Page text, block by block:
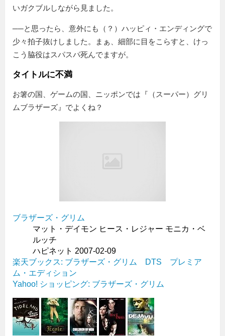
いガクブルしながら見ました。
──と思ったら、意外にも（？）ハッピィ・エンディングで
少々拍子抜けしました。まぁ、細部に目をこらすと、けっ
こう脇役はスパスパ死んでますが。
タイトルに不満
お箸の国、ゲームの国、ニッポンでは『（スーパー）グリ
ムブラザーズ』でよくね？
ブラザーズ・グリム
マット・デイモン ヒース・レジャー モニカ・ベ
ルッチ
ハピネット 2007-02-09
楽天ブックス: ブラザーズ・グリム DTS プレミア
ム・エディション
Yahoo! ショッピング: ブラザーズ・グリム